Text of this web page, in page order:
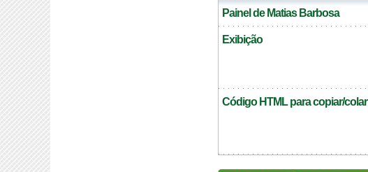
Painel de Matias Barbosa
Exibição
Código HTML para copiar/colar